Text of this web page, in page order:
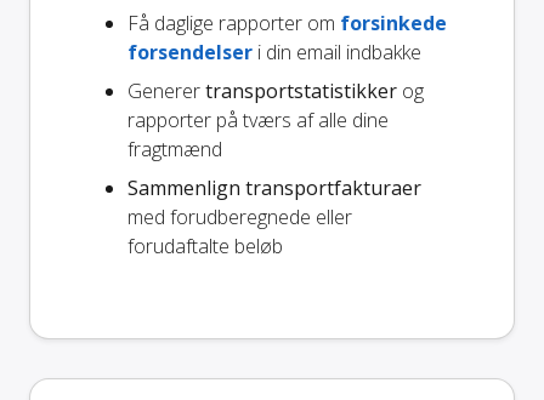
Få daglige rapporter om forsinkede
forsendelser i din email indbakke
Generertransportstatistikker og
rapporter på tværs af alle dine
fragtmænd
Sammenlign transportfakturaer
med forudberegnede eller
forudaftalte beløb